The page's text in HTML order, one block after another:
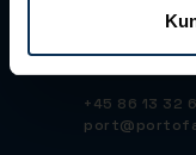
+45 86 13 32